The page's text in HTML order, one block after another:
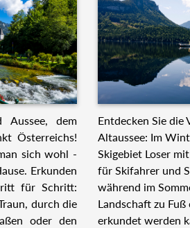
Aussee, dem
Österreichs!
sich wohl -
Erkunden
für Schritt:
durch die
oder den
Entdecken Sie die
Altaussee: Im
Skigebiet Loser
für Skifahrer und
während im
Landschaft zu
erkundet werden